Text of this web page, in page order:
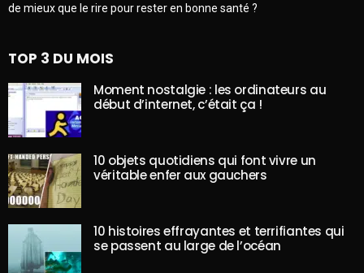
de mieux que le rire pour rester en bonne santé ?
TOP 3 DU MOIS
Moment nostalgie : les ordinateurs au
début d’internet, c’était ça !
10 objets quotidiens qui font vivre un
véritable enfer aux gauchers
10 histoires effrayantes et terrifiantes qui
se passent au large de l’océan